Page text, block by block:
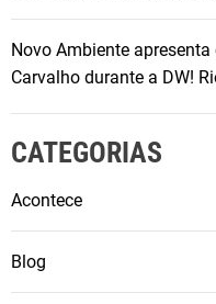
Novo Ambiente
Carvalho durante a DW!
CATEGORIAS
Acontece
Blog